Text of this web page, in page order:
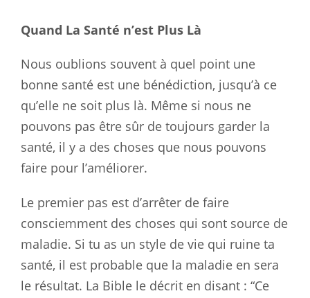
Quand La Santé n’est Plus Là
Nous oublions souvent à quel point une
bonne santé est une bénédiction, jusqu’à ce
qu’elle ne soit plus là. Même si nous ne
pouvons pas être sûr de toujours garder la
santé, il y a des choses que nous pouvons
faire pour l’améliorer.
Le premier pas est d’arrêter de faire
consciemment des choses qui sont source de
maladie. Si tu as un style de vie qui ruine ta
santé, il est probable que la maladie en sera
le résultat. La Bible le décrit en disant : “Ce